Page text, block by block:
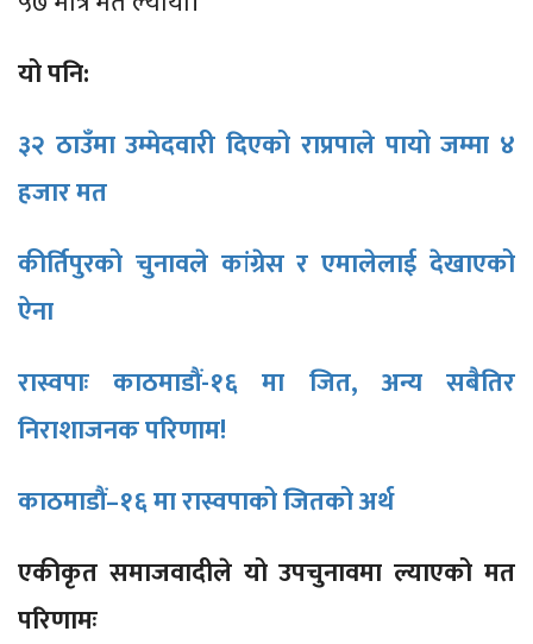
यो पनि:
३२ ठाउँमा उम्मेदवारी दिएको राप्रपाले पायो जम्मा ४
हजार मत
कीर्तिपुरको चुनावले कांग्रेस र एमालेलाई देखाएको
ऐना
रास्वपाः काठमाडौं-१६ मा जित, अन्य सबैतिर
निराशाजनक परिणाम!
काठमाडौं–१६ मा रास्वपाको जितको अर्थ
एकीकृत समाजवादीले यो उपचुनावमा ल्याएको मत
परिणामः